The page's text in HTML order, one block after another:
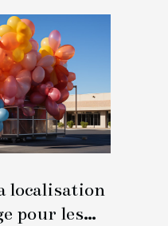
localisation
pour les